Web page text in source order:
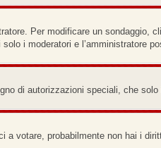
Per modificare un sondaggio,
i moderatori e l’amministratore
di autorizzazioni speciali, che
votare, probabilmente non hai i